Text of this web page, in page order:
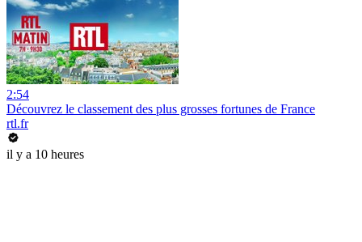
2:54
Découvrez le classement des plus grosses fortunes de France
rtl.fr
il y a 10 heures